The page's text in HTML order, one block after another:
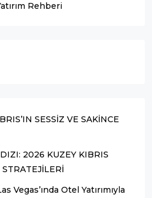
Rehberi
SESSİZ VE SAKİNCE
2026 KUZEY KIBRIS
Vegas’ında Otel Yatırımıyla